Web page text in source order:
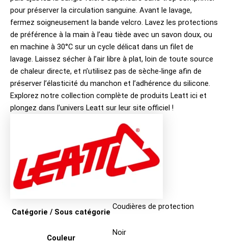
pour préserver la circulation sanguine. Avant le lavage,
fermez soigneusement la bande velcro. Lavez les protections
de préférence à la main à l’eau tiède avec un savon doux, ou
en machine à 30°C sur un cycle délicat dans un filet de
lavage. Laissez sécher à l’air libre à plat, loin de toute source
de chaleur directe, et n’utilisez pas de sèche-linge afin de
préserver l’élasticité du manchon et l’adhérence du silicone.
Explorez notre collection complète de produits Leatt ici et
plongez dans l’univers Leatt sur leur site officiel !
Catégorie / Sous catégorie
Coudières de protection
Couleur
Noir